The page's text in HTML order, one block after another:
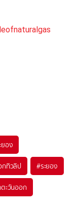
อง
กทิวลิป #ระยอง
ะวันออก